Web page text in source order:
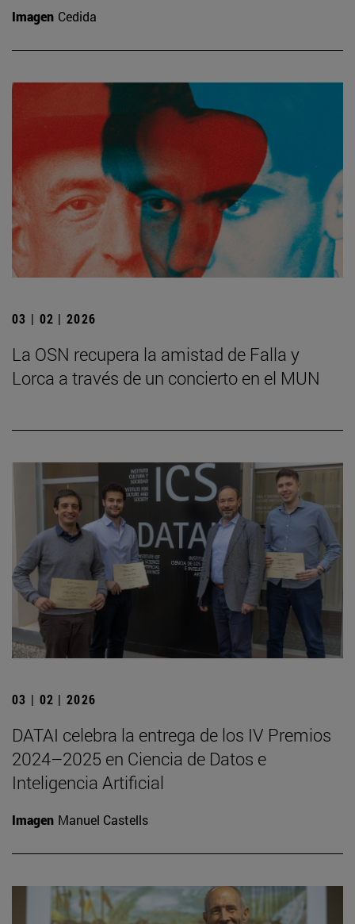
Imagen Cedida
03 | 02 | 2026
La OSN recupera la amistad de Falla y
Lorca a través de un concierto en el MUN
03 | 02 | 2026
DATAI celebra la entrega de los IV Premios
2024–2025 en Ciencia de Datos e
Inteligencia Artificial
Imagen Manuel Castells